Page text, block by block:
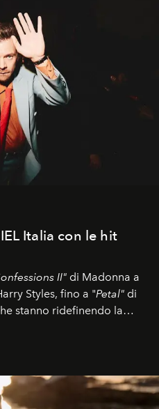
Italia con le hit
II" di Madonna a
Styles, fino a "Petal" di
stanno ridefinendo la